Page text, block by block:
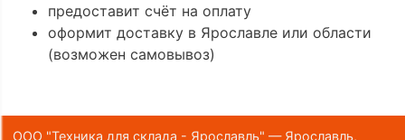
предоставит счёт на оплату
оформит доставку в Ярославле или области
(возможен самовывоз)
ООО "Техника для склада - Ярославль" — Ярославль,